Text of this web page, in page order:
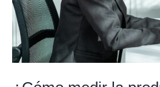
empresas?